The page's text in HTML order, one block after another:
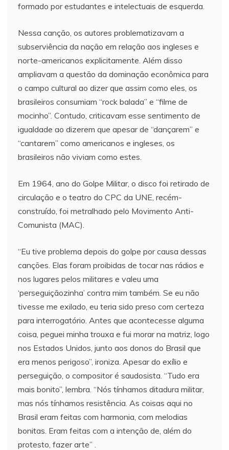
formado por estudantes e intelectuais de esquerda.
Nessa canção, os autores problematizavam a
subserviência da nação em relação aos ingleses e
norte-americanos explicitamente. Além disso
ampliavam a questão da dominação econômica para
o campo cultural ao dizer que assim como eles, os
brasileiros consumiam “rock balada” e “filme de
mocinho”. Contudo, criticavam esse sentimento de
igualdade ao dizerem que apesar de “dançarem” e
“cantarem” como americanos e ingleses, os
brasileiros não viviam como estes.
Em 1964, ano do Golpe Militar, o disco foi retirado de
circulação e o teatro do CPC da UNE, recém-
construído, foi metralhado pelo Movimento Anti-
Comunista (MAC).
“Eu tive problema depois do golpe por causa dessas
canções. Elas foram proibidas de tocar nas rádios e
nos lugares pelos militares e valeu uma
‘perseguiçãozinha’ contra mim também. Se eu não
tivesse me exilado, eu teria sido preso com certeza
para interrogatório. Antes que acontecesse alguma
coisa, peguei minha trouxa e fui morar na matriz, logo
nos Estados Unidos, junto aos donos do Brasil que
era menos perigoso”, ironiza. Apesar do exílio e
perseguição, o compositor é saudosista. “Tudo era
mais bonito”, lembra. “Nós tínhamos ditadura militar,
mas nós tínhamos resistência. As coisas aqui no
Brasil eram feitas com harmonia, com melodias
bonitas. Eram feitas com a intenção de, além do
protesto, fazer arte” .